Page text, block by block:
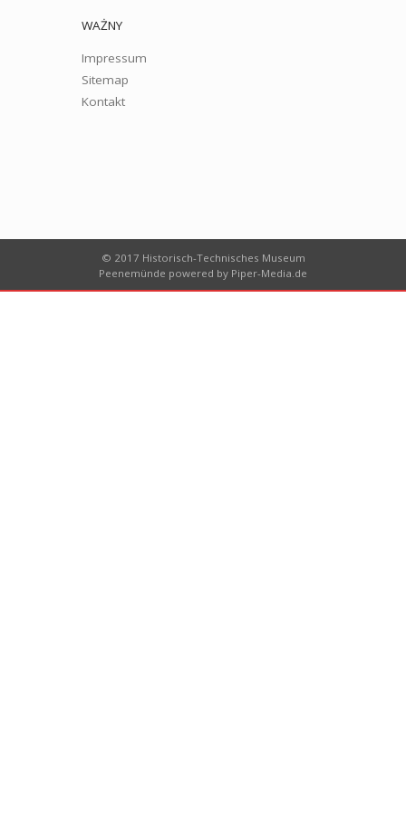
WAŻNY
Impressum
Sitemap
Kontakt
© 2017 Historisch-Technisches Museum
Peenemünde powered by Piper-Media.de